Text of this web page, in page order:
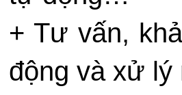
+ Tư vấn,
động và xử